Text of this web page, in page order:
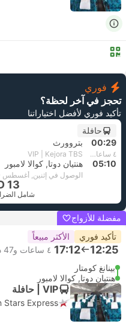
فوري
تحجز في آخر لحظة؟
تأكيد فوري لأفضل اختياراتنا
حافلة
00:29 بتروورث
٤ ساعات و‫41 دقائق VIP | Kejora TBS
05:10 هنتيان دوتا, كوالا لامبور
الوصول في إثنين, أغسطس 10
13
شامل
مفضلة للأزواج
تأكيد فوري
الأكثر مبيعاً
12:25
17:12 ٤ ساعات و‫47 دقائق
بينانغ كومتار
هنتيان دوتا, كوالا لامبور
VIP | حافلة
Stars Express